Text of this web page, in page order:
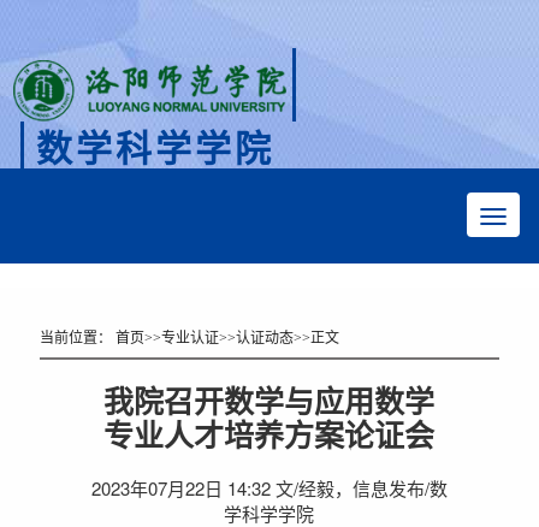
数学科学学院
当前位置：首页>>专业认证>>认证动态>>正文
我院召开数学与应用数学
专业人才培养方案论证会
2023年07月22日 14:32 文/经毅，信息发布/数
学科学学院